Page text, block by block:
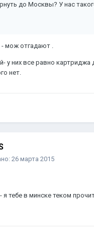
до Москвы? У нас
- мож отгадают .
у них все равно картриджа
нет.
26 марта 2015
я тебе в минске теком